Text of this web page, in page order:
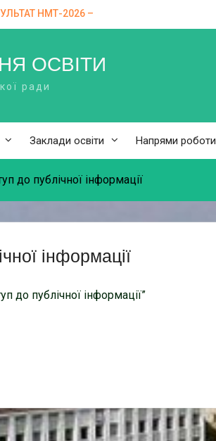
НМТ-2026 –
ПРАЦІ
у Долинській
пілотування
DECIDE
ОСВІТИ
ради
Заклади освіти Напрями роботи
до публічної інформації
інформації
до публічної інформації”